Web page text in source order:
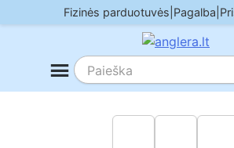
to
Fizinės parduotuvės Pagalba